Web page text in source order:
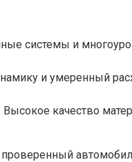
системы и
и умеренный
качество